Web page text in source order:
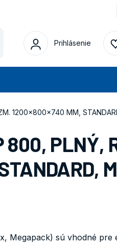
Prihlásenie
1200x800x740 MM,
800, PLNÝ,
Megapack) sú vhodné pre